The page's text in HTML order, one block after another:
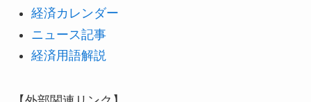
経済カレンダー
ニュース記事
経済用語解説